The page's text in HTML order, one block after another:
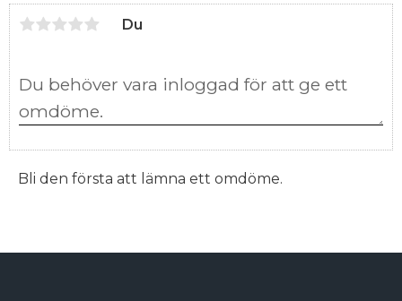
Du
Bli den första att lämna ett omdöme.